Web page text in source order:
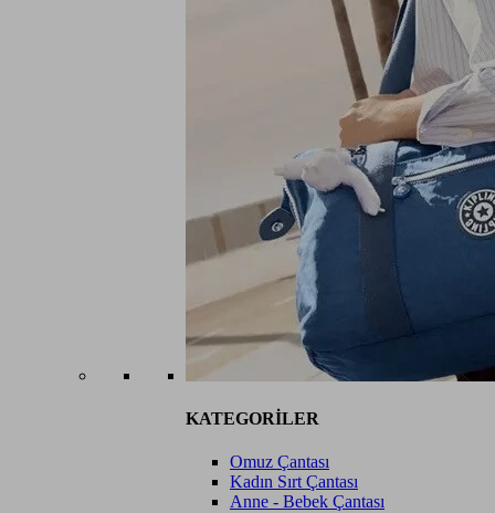
KATEGORİLER
Omuz Çantası
Kadın Sırt Çantası
Anne - Bebek Çantası